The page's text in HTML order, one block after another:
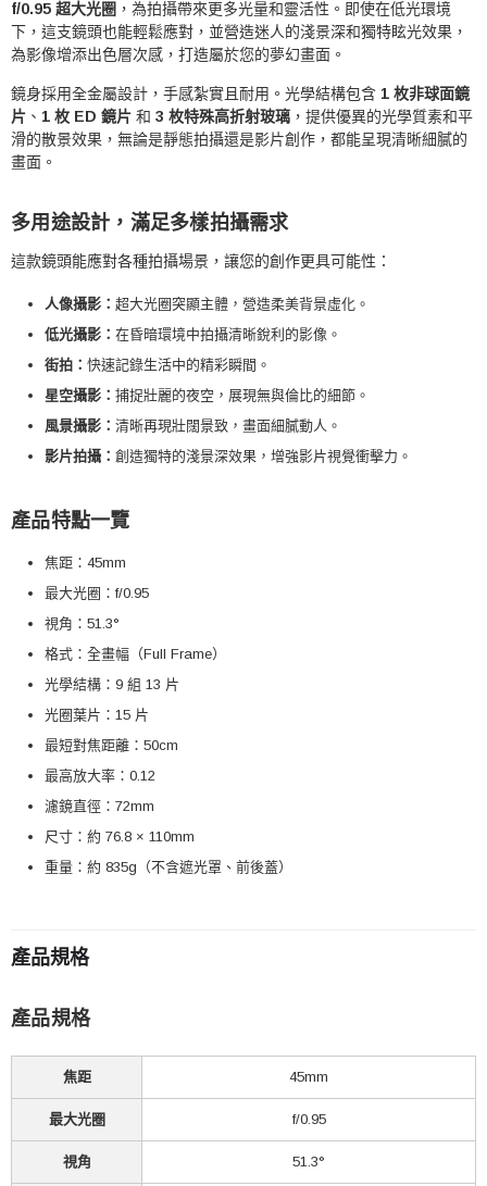
f/0.95 超大光圈 ，為拍攝帶來更多光量和靈活性。即使在低光環境
下，這支鏡頭也能輕鬆應對，並營造迷人的淺景深和獨特眩光效果，
為影像增添出色層次感，打造屬於您的夢幻畫面。
鏡身採用全金屬設計，手感紮實且耐用。光學結構包含 1 枚非球面鏡
片 、 1 枚 ED 鏡片 和 3 枚特殊高折射玻璃 ，提供優異的光學質素和平
滑的散景效果，無論是靜態拍攝還是影片創作，都能呈現清晰細膩的
畫面。
多用途設計，滿足多樣拍攝需求
這款鏡頭能應對各種拍攝場景，讓您的創作更具可能性：
人像攝影：超大光圈突顯主體，營造柔美背景虛化。
低光攝影：在昏暗環境中拍攝清晰銳利的影像。
街拍：快速記錄生活中的精彩瞬間。
星空攝影：捕捉壯麗的夜空，展現無與倫比的細節。
風景攝影：清晰再現壯闊景致，畫面細膩動人。
影片拍攝：創造獨特的淺景深效果，增強影片視覺衝擊力。
產品特點一覽
焦距：45mm
最大光圈：f/0.95
視角：51.3°
格式：全畫幅（Full Frame）
光學結構：9 組 13 片
光圈葉片：15 片
最短對焦距離：50cm
最高放大率：0.12
濾鏡直徑：72mm
尺寸：約 76.8 × 110mm
重量：約 835g（不含遮光罩、前後蓋）
產品規格
產品規格
焦距 45mm
最大光圈 f/0.95
視角 51.3°